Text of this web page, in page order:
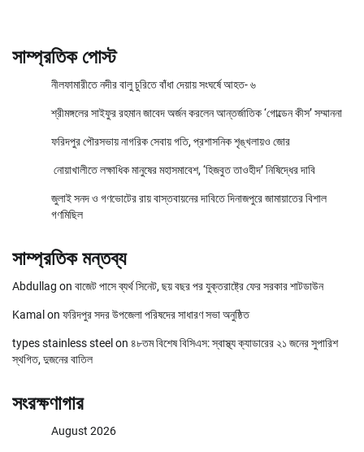
সাম্প্রতিক পোস্ট
নীলফামারীতে নদীর বালু চুরিতে বাঁধা দেয়ায় সংঘর্ষে আহত- ৬
শ্রীমঙ্গলের সাইফুর রহমান জাবেদ অর্জন করলেন আন্তর্জাতিক ‘গোল্ডেন কীস’ সম্মাননা
ফরিদপুর পৌরসভায় নাগরিক সেবায় গতি, প্রশাসনিক শৃঙ্খলায়ও জোর
নোয়াখালীতে লক্ষাধিক মানুষের মহাসমাবেশ, ‘হিজবুত তাওহীদ’ নিষিদ্ধের দাবি
জুলাই সনদ ও গণভোটের রায় বাস্তবায়নের দাবিতে দিনাজপুরে জামায়াতের বিশাল
গণমিছিল
সাম্প্রতিক মন্তব্য
Abdullag on বাজেট পাসে ব্যর্থ সিনেট, ছয় বছর পর যুক্তরাষ্ট্রে ফের সরকার শাটডাউন
Kamal on ফরিদপুর সদর উপজেলা পরিষদের সাধারণ সভা অনুষ্ঠিত
types stainless steel on ৪৮তম বিশেষ বিসিএস: স্বাস্থ্য ক্যাডারের ২১ জনের সুপারিশ
স্থগিত, দুজনের বাতিল
সংরক্ষণাগার
August 2026